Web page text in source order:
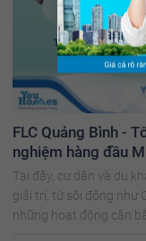
FLC Quảng Bình -
nghiệm hàng đầu
Tại đây, cư dân và du
giải trí, từ sôi động như
những hoạt động cân